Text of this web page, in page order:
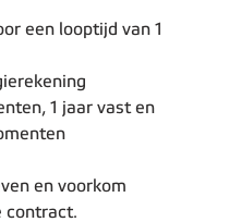
een looptijd van 1
1 jaar vast en
en voorkom
contract.